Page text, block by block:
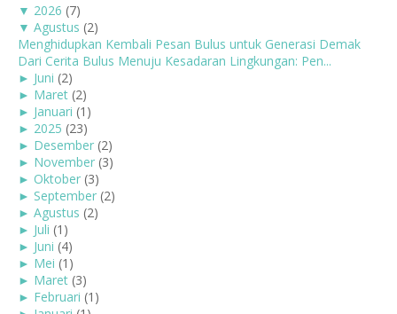
▼ 2026 (7)
▼ Agustus (2)
Menghidupkan Kembali Pesan Bulus untuk Generasi Demak
Dari Cerita Bulus Menuju Kesadaran Lingkungan: Pen...
► Juni (2)
► Maret (2)
► Januari (1)
► 2025 (23)
► Desember (2)
► November (3)
► Oktober (3)
► September (2)
► Agustus (2)
► Juli (1)
► Juni (4)
► Mei (1)
► Maret (3)
► Februari (1)